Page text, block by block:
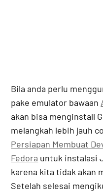
Bila anda perlu
pake emulator bawaan
akan bisa menginstall
melangkah lebih jauh
Persiapan Membuat
Fedora untuk instalasi
karena kita tidak akan
Setelah selesai